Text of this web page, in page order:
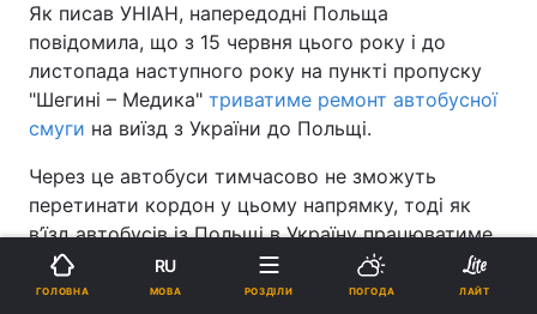
Як писав УНІАН, напередодні Польща
повідомила, що з 15 червня цього року і до
листопада наступного року на пункті пропуску
"Шегині – Медика" триватиме ремонт автобусної
смуги на виїзд з України до Польщі.
Через це автобуси тимчасово не зможуть
перетинати кордон у цьому напрямку, тоді як
в’їзд автобусів із Польщі в Україну працюватиме
у звичайному режимі. Львівська митниця
закликала перевізників заздалегідь планувати
ГОЛОВНА
RU
МОВА РОЗДІЛИ ПОГОДА ЛАЙТ